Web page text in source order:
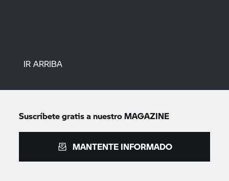
IR ARRIBA
Suscríbete gratis a nuestro MAGAZINE
MANTENTE INFORMADO